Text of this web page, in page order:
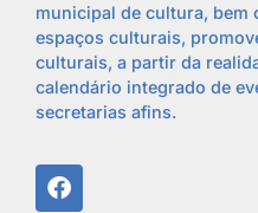
municipal de cultura, bem
espaços culturais,
culturais, a partir da
calendário integrado de
secretarias afins.